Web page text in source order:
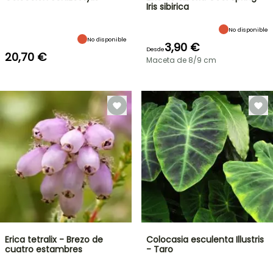
No disponible
20,70 €
Iris sibirica
No disponible
Desde3,90 €
Maceta de 8/9 cm
Erica tetralix - Brezo de
cuatro estambres
Colocasia esculenta Illustris
- Taro